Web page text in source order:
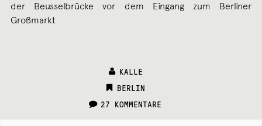
der Beusselbrücke vor dem Eingang zum Berliner
Großmarkt
KALLE
CATEGORIES:
BERLIN
27 KOMMENTARE